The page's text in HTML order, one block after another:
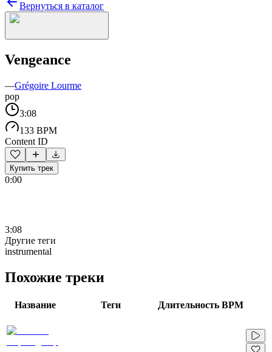
Вернуться в каталог
Vengeance
—Grégoire Lourme
pop
3:08
133 BPM
Content ID
Купить трек
0:00
3:08
Другие теги
instrumental
Похожие треки
Название Теги Длительность BPM